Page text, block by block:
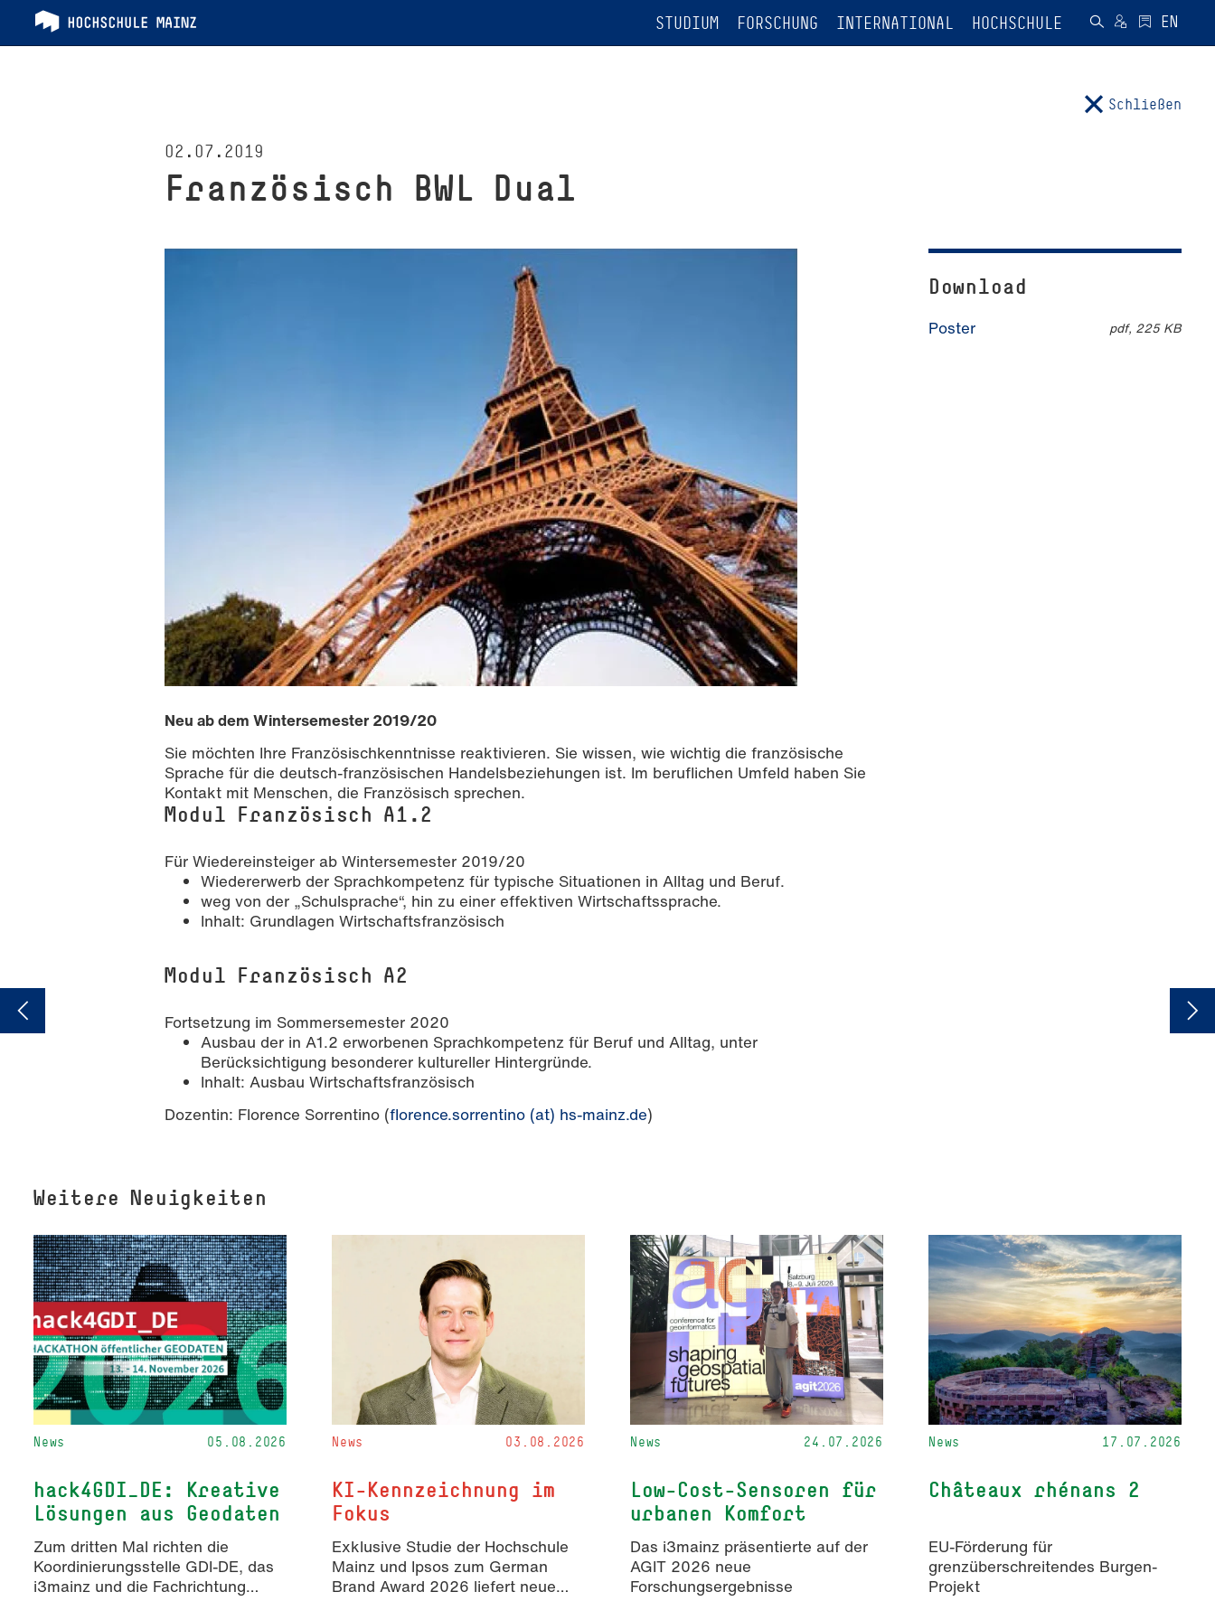
STUDIUM FORSCHUNG INTERNATIONAL HOCHSCHULE
Schließen
02.07.2019
Französisch BWL Dual
Neu ab dem Wintersemester 2019/20
Sie möchten Ihre Französischkenntnisse reaktivieren. Sie wissen, wie wichtig die französische
Sprache für die deutsch-französischen Handelsbeziehungen ist. Im beruflichen Umfeld haben Sie
Kontakt mit Menschen, die Französisch sprechen.
Modul Französisch A1.2
Für Wiedereinsteiger ab Wintersemester 2019/20
Wiedererwerb der Sprachkompetenz für typische Situationen in Alltag und Beruf.
weg von der „Schulsprache“, hin zu einer effektiven Wirtschaftssprache.
Inhalt: Grundlagen Wirtschaftsfranzösisch
Modul Französisch A2
Fortsetzung im Sommersemester 2020
Ausbau der in A1.2 erworbenen Sprachkompetenz für Beruf und Alltag, unter
Berücksichtigung besonderer kultureller Hintergründe.
Inhalt: Ausbau Wirtschaftsfranzösisch
Dozentin: Florence Sorrentino (florence.sorrentino (at) hs-mainz.de)
Download
Poster pdf, 225 KB
Weitere Neuigkeiten
News 05.08.2026
hack4GDI_DE: Kreative
Lösungen aus Geodaten
Zum dritten Mal richten die
Koordinierungsstelle GDI-DE, das
i3mainz und die Fachrichtung
News 03.08.2026
KI-Kennzeichnung im
Fokus
Exklusive Studie der Hochschule
Mainz und Ipsos zum German
Brand Award 2026 liefert neue
News 24.07.2026
Low-Cost-Sensoren für
urbanen Komfort
Das i3mainz präsentierte auf der
AGIT 2026 neue
Forschungsergebnisse
News 17.07.2026
Châteaux rhénans 2
EU-Förderung für
grenzüberschreitendes Burgen-
Projekt